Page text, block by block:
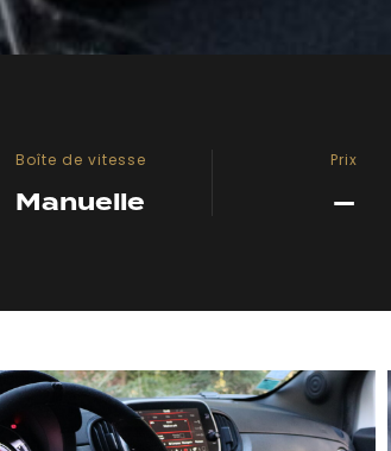
Boîte de vitesse
Manuelle
Prix
—